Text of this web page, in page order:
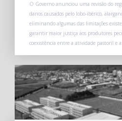
O Governo anunciou uma revisão do
danos causados pelo lobo-ibérico,
eliminando algumas das limitações
garantir maior justiça aos produtores
coexistência entre a atividade pastoril e a